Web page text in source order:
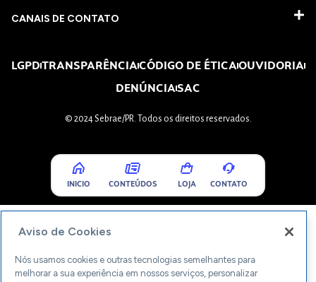
CANAIS DE CONTATO
LGPDTRANSPARÊNCIACÓDIGO DE ÉTICAOUVIDORIA
DENÚNCIASAC
© 2024 Sebrae/PR. Todos os direitos reservados.
INICIO CONTEÚDOS LOJA CONTATO
Aviso de Cookies
Nós usamos cookies e outras tecnologias semelhantes para
melhorar a sua experiência em nossos serviços, personalizar